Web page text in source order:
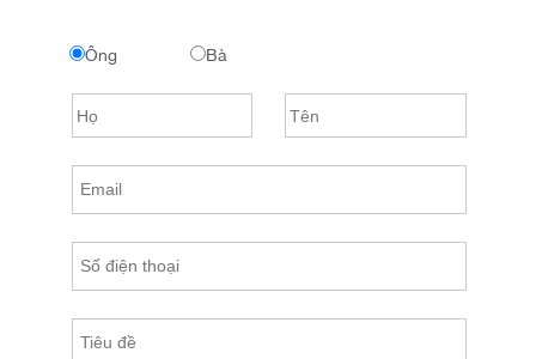
Ông Bà